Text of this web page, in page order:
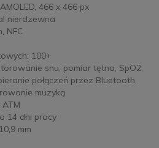
466 x 466 px
nierdzewna
NFC
100+
snu, pomiar tętna, SpO2,
połączeń przez Bluetooth,
muzyką
14 dni pracy
mm